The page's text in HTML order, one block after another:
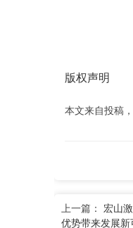
版权声明
本文来自投稿
上一篇： 宏山
优势带来发展新